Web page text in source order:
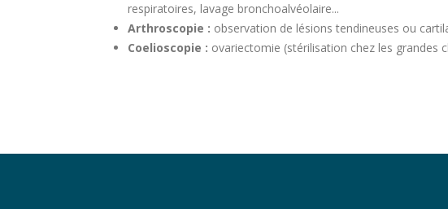
respiratoires, lavage bronchoalvéolaire...
Arthroscopie : observation de lésions tendineuses ou
Coelioscopie : ovariectomie (stérilisation chez les grandes